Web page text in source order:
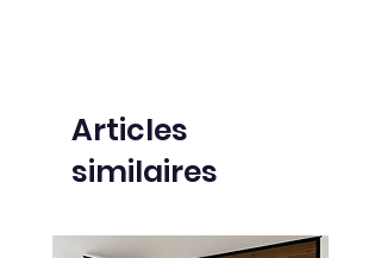
Articles
similaires